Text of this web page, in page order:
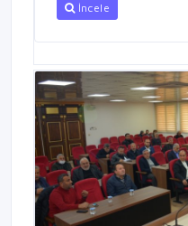
İncele